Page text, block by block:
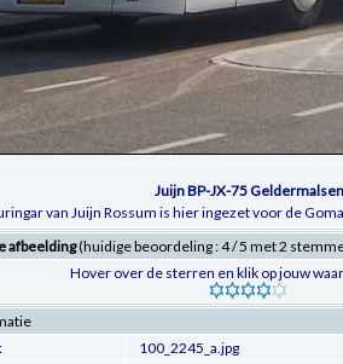
Juijn BP-JX-75 Geldermalsen
van Juijn Rossum is hier ingezet voor de
afbeelding(huidige beoordeling : 4 / 5 met 2
Hover over de sterren en klik op jouw
100_2245_a.jpg